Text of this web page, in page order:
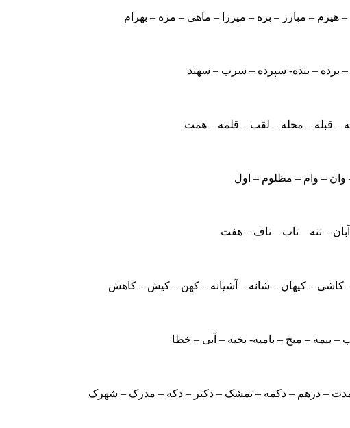
– هیزم – مبارز – بره – میرزا – ماهی – مزه – بهرام
– برده – بنده- سپرده – سرب – سهند
قبله – محله – لقب – قلمه – همت
– وام – مظلوم – اول
آبان – تنه – تاب – ناف – هفت
کاشی – کیهان – شانه – آشیانه – کهن – کیش – کاهش
بیمه – میخ – بامیه- بخیه – آبی – خطا
– درهم – دکمه – تمشک – دکتر – دکه – مدرک – شهرک